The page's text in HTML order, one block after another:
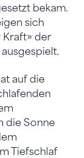
bekam.
sich
Kraft» der
auf die
die Sonne
Tiefschlaf